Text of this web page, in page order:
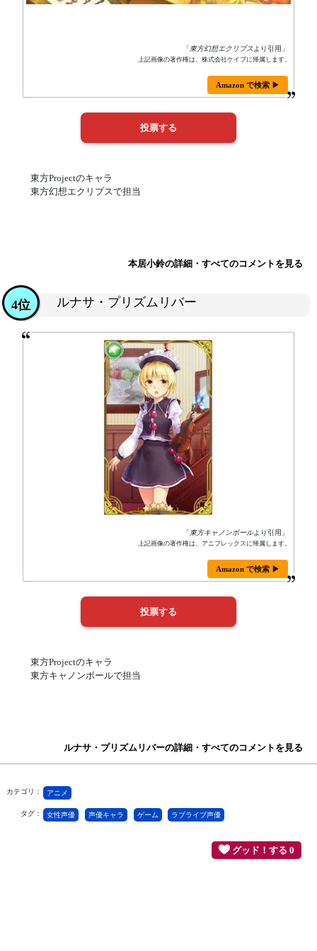
「 東方幻想エクリプス より引用」
上記画像の著作権は、株式会社ケイブに帰属します。
Amazon で検索 ▶
東方Projectのキャラ
東方幻想エクリプスで担当
本居小鈴の詳細・すべてのコメントを見る
ルナサ・プリズムリバー
4位
「 東方キャノンボールより引用」
上記画像の著作権は、アニプレックスに帰属します。
Amazon で検索 ▶
東方Projectのキャラ
東方キャノンボールで担当
ルナサ・プリズムリバーの詳細・すべてのコメントを見る
カテゴリ： アニメ
タグ： 女性声優 声優キャラ ゲーム ラブライブ声優
グッド！する 0